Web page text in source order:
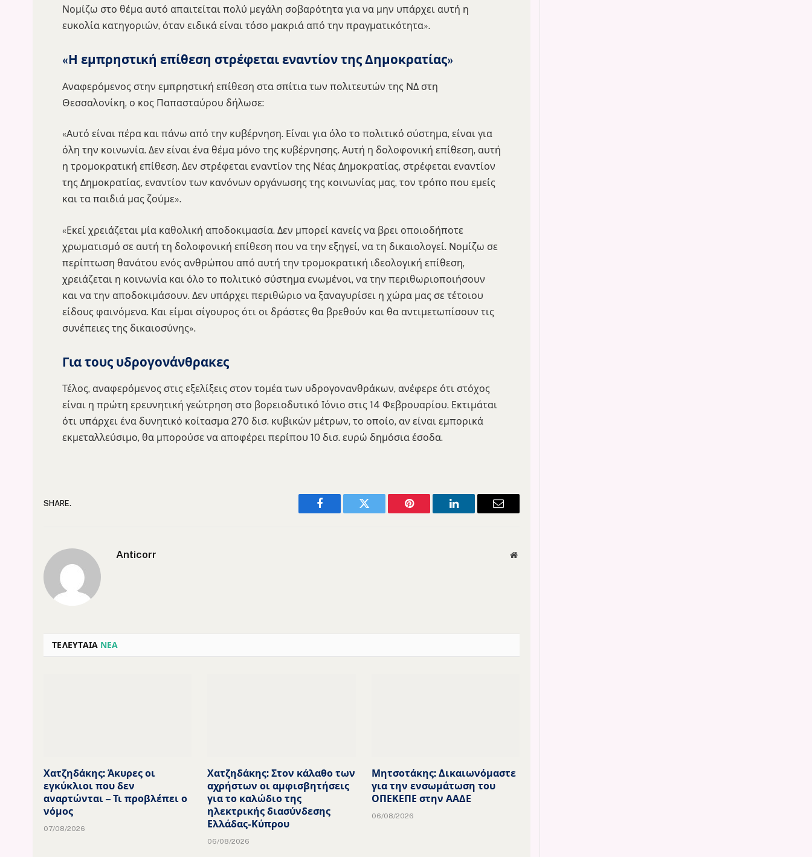
Νομίζω στο θέμα αυτό απαιτείται πολύ μεγάλη σοβαρότητα για να μην υπάρχει αυτή η
ευκολία κατηγοριών, όταν ειδικά είναι τόσο μακριά από την πραγματικότητα».
«Η εμπρηστική επίθεση στρέφεται εναντίον της Δημοκρατίας»
Αναφερόμενος στην εμπρηστική επίθεση στα σπίτια των πολιτευτών της ΝΔ στη
Θεσσαλονίκη, ο κος Παπασταύρου δήλωσε:
«Αυτό είναι πέρα και πάνω από την κυβέρνηση. Είναι για όλο το πολιτικό σύστημα, είναι για
όλη την κοινωνία. Δεν είναι ένα θέμα μόνο της κυβέρνησης. Αυτή η δολοφονική επίθεση, αυτή
η τρομοκρατική επίθεση. Δεν στρέφεται εναντίον της Νέας Δημοκρατίας, στρέφεται εναντίον
της Δημοκρατίας, εναντίον των κανόνων οργάνωσης της κοινωνίας μας, τον τρόπο που εμείς
και τα παιδιά μας ζούμε».
«Εκεί χρειάζεται μία καθολική αποδοκιμασία. Δεν μπορεί κανείς να βρει οποιοδήποτε
χρωματισμό σε αυτή τη δολοφονική επίθεση που να την εξηγεί, να τη δικαιολογεί. Νομίζω σε
περίπτωση θανάτου ενός ανθρώπου από αυτή την τρομοκρατική ιδεολογική επίθεση,
χρειάζεται η κοινωνία και όλο το πολιτικό σύστημα ενωμένοι, να την περιθωριοποιήσουν
και να την αποδοκιμάσουν. Δεν υπάρχει περιθώριο να ξαναγυρίσει η χώρα μας σε τέτοιου
είδους φαινόμενα. Και είμαι σίγουρος ότι οι δράστες θα βρεθούν και θα αντιμετωπίσουν τις
συνέπειες της δικαιοσύνης».
Για τους υδρογονάνθρακες
Τέλος, αναφερόμενος στις εξελίξεις στον τομέα των υδρογονανθράκων, ανέφερε ότι στόχος
είναι η πρώτη ερευνητική γεώτρηση στο βορειοδυτικό Ιόνιο στις 14 Φεβρουαρίου. Εκτιμάται
ότι υπάρχει ένα δυνητικό κοίτασμα 270 δισ. κυβικών μέτρων, το οποίο, αν είναι εμπορικά
εκμεταλλεύσιμο, θα μπορούσε να αποφέρει περίπου 10 δισ. ευρώ δημόσια έσοδα.
SHARE.
Facebook Twitter Pinterest LinkedIn Email
Anticorr Website
ΤΕΛΕΥΤΑΙΑ ΝΕΑ
Χατζηδάκης: Άκυρες οι
εγκύκλιοι που δεν
αναρτώνται – Τι προβλέπει ο
νόμος
07/08/2026
Χατζηδάκης: Στον κάλαθο των
αχρήστων οι αμφισβητήσεις
για το καλώδιο της
ηλεκτρικής διασύνδεσης
Ελλάδας-Κύπρου
06/08/2026
Μητσοτάκης: Δικαιωνόμαστε
για την ενσωμάτωση του
ΟΠΕΚΕΠΕ στην ΑΑΔΕ
06/08/2026